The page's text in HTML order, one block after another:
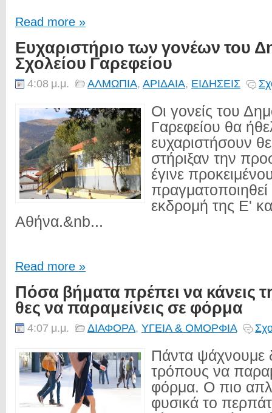
Read more »
Ευχαριστήριο των γονέων του
Σχολείου Γαρεφείου
4:08 μ.μ. ΑΛΜΩΠΙΑ, ΑΡΙΔΑΙΑ, ΕΙΔΗΣΕΙΣ
Οι γονείς του
Γαρεφείου θα
ευχαριστήσουν
στήριξαν την
έγινε
πραγματοποιηθεί
εκδρομή της Ε'
Αθήνα.&nb...
Read more »
Πόσα βήματα πρέπει να κάνεις
θες να παραμείνεις σε φόρμα
4:07 μ.μ. ΔΙΑΦΟΡΑ, ΥΓΕΙΑ & ΟΜΟΡΦΙΑ
Πάντα ψάχνουμε
τρόπους να
φόρμα. Ο πιο
φυσικά το